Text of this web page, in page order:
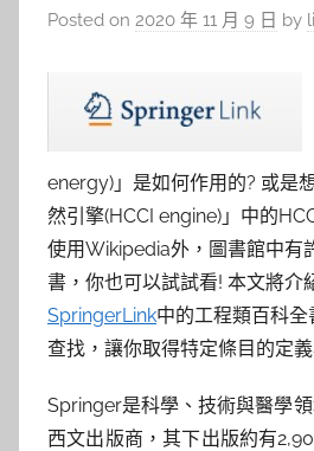
學
書
館
參
考
服
Posted on 2020 年 11 月 9 日 by
energy)」是如何作用的? 或是
然引擎(HCCI engine)」中的
使用Wikipedia外，圖書館中有
書，你也可以試試看! 本文將介
SpringerLink中的工程類百科
查找，讓你取得特定條目的定
Springer是科學、技術與醫學
西文出版商，其下出版約有